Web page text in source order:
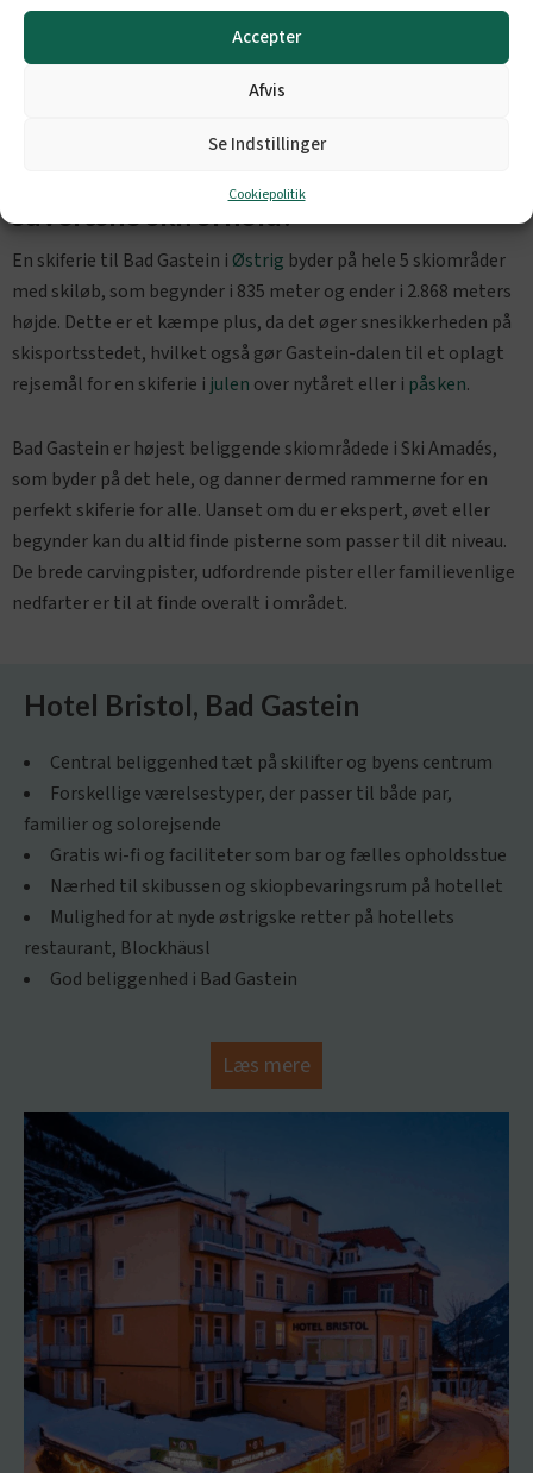
Accepter
Afvis
Se Indstillinger
Cookiepolitik
suveræne skiforhold!
En skiferie til Bad Gastein i Østrig byder på hele 5 skiområder
med skiløb, som begynder i 835 meter og ender i 2.868 meters
højde. Dette er et kæmpe plus, da det øger snesikkerheden på
skisportsstedet, hvilket også gør Gastein-dalen til et oplagt
rejsemål for en skiferie i julen over nytåret eller i påsken.
Bad Gastein er højest beliggende skiområdede i Ski Amadés,
som byder på det hele, og danner dermed rammerne for en
perfekt skiferie for alle. Uanset om du er ekspert, øvet eller
begynder kan du altid finde pisterne som passer til dit niveau.
De brede carvingpister, udfordrende pister eller familievenlige
nedfarter er til at finde overalt i området.
Hotel Bristol, Bad Gastein
Central beliggenhed tæt på skilifter og byens centrum
Forskellige værelsestyper, der passer til både par,
familier og solorejsende
Gratis wi-fi og faciliteter som bar og fælles opholdsstue
Nærhed til skibussen og skiopbevaringsrum på hotellet
Mulighed for at nyde østrigske retter på hotellets
restaurant, Blockhäusl
God beliggenhed i Bad Gastein
Læs mere